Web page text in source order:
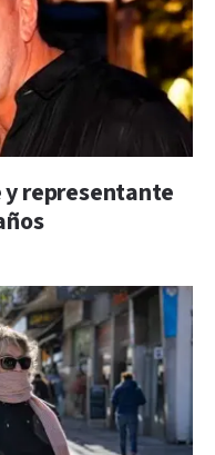
y representante